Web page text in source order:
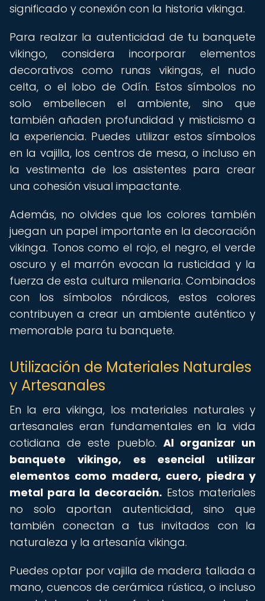
significado y conexión con la historia vikinga.
Para realzar la autenticidad de tu banquete
vikingo, considera incorporar elementos
decorativos como runas vikingas, el nudo
celta, o el lobo de Odín. Estos símbolos no
solo embellecen el ambiente, sino que
también añaden profundidad y misticismo a
la experiencia. Puedes utilizar estos símbolos
en la vajilla, los centros de mesa, o incluso en
la vestimenta de los asistentes para crear
una cohesión visual impactante.
Además, no olvides que los colores también
juegan un papel importante en la decoración
vikinga. Tonos como el rojo, el negro, el verde
oscuro y el marrón evocan la rusticidad y la
fuerza de esta cultura milenaria. Combinados
con los símbolos nórdicos, estos colores
contribuyen a crear un ambiente auténtico y
memorable para tu banquete.
Utilización de Materiales Naturales
y Artesanales
En la era vikinga, los materiales naturales y
artesanales eran fundamentales en la vida
cotidiana de este pueblo. Al organizar un
banquete vikingo, es esencial utilizar
elementos como madera, cuero, piedra y
metal para la decoración. Estos materiales
no solo aportan autenticidad, sino que
también conectan a tus invitados con la
naturaleza y la artesanía vikinga.
Puedes optar por vajilla de madera tallada a
mano, cuencos de cerámica rústica, o incluso